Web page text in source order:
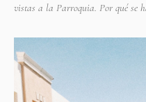
vistas a la Parroquia. Por qué se